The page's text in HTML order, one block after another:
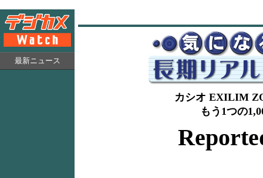
最新ニュース
カシオ EXILIM
もう1つの